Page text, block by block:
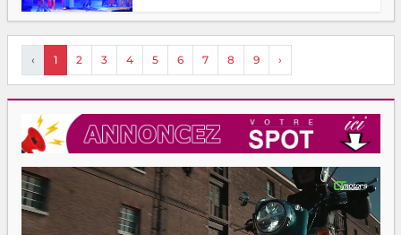
‹ 1 2 3 4 5 6 7 8 9 ›